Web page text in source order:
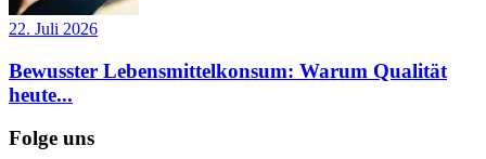
22. Juli 2026
Bewusster Lebensmittelkonsum: Warum Qualität
heute...
Folge uns